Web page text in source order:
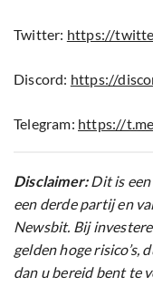
Twitter: https://
Discord: https://
Telegram: https://
Disclaimer:Dit is een
een derde partij en
Newsbit. Bij
gelden hoge risico’s,
dan u bereid bent te